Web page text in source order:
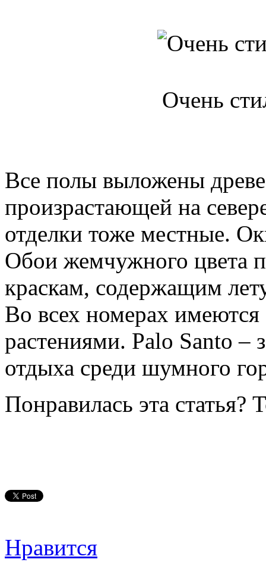
Очень
Все полы выложены
произрастающей на
отделки тоже местные.
Обои жемчужного цвета
краскам, содержащим
Во всех номерах
растениями. Palo Santo –
отдыха среди шумного
Понравилась эта статья?
Нравится